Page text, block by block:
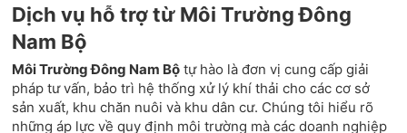
Dịch vụ hỗ trợ từ Môi Trường Đông
Nam Bộ
Môi Trường Đông Nam Bộ tự hào là đơn vị cung cấp giải
pháp tư vấn, bảo trì hệ thống xử lý khí thải cho các cơ sở
sản xuất, khu chăn nuôi và khu dân cư. Chúng tôi hiểu rõ
những áp lực về quy định môi trường mà các doanh nghiệp